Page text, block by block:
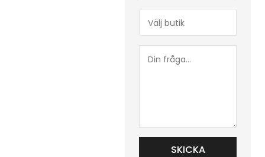
(Obligatoriskt)
(Obligatoriskt)
fråga...